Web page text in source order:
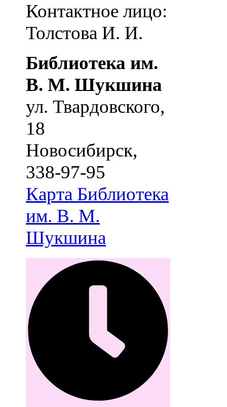
Контактное лицо:
Толстова И. И.
Библиотека им.
В. М. Шукшина
ул. Твардовского,
18
Новосибирск,
338-97-95
Карта Библиотека
им. В. М.
Шукшина